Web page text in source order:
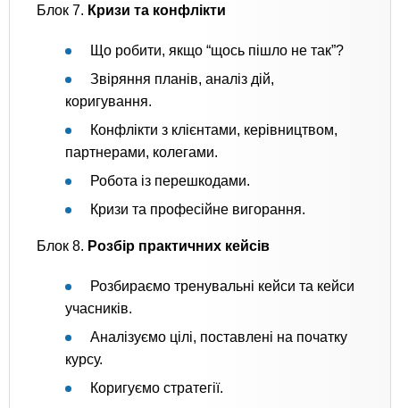
Блок 7. Кризи та конфлікти
Що робити, якщо “щось пішло не так”?
Звіряння планів, аналіз дій,
коригування.
Конфлікти з клієнтами, керівництвом,
партнерами, колегами.
Робота із перешкодами.
Кризи та професійне вигорання.
Блок 8. Розбір практичних кейсів
Розбираємо тренувальні кейси та кейси
учасників.
Аналізуємо цілі, поставлені на початку
курсу.
Коригуємо стратегії.